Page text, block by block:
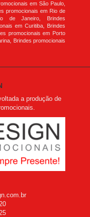
em São Paulo,
promocionais em Rio de
de Janeiro, Brindes
em Curitiba, Brindes
promocionais em Porto
Brindes promocionais
a produção de